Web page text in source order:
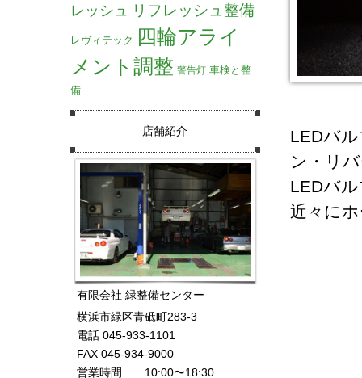
LEDバ
ン・リ
LEDバ
近々に
レッシュ
リフレッシュ整備
レヴィテック 四輪アライ
メント調整 警告灯 車検と整
備
店舗紹介
有限会社 緑整備センター
横浜市緑区青砥町283-3
電話 045-933-1101
FAX 045-934-9000
営業時間 10:00〜18:30